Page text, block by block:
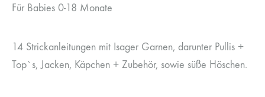
Für Babies 0-18 Monate
14 Strickanleitungen mit Isager Garnen, darunter Pullis +
Top`s, Jacken, Käpchen + Zubehör, sowie süße Höschen.